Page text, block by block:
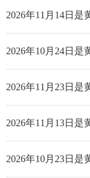
2026年11月14日是
2026年10月24日是
2026年11月23日是
2026年11月13日是
2026年10月23日是